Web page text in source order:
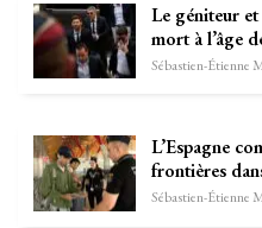
Le géniteur
mort à l’âge
L’Espagne
frontières